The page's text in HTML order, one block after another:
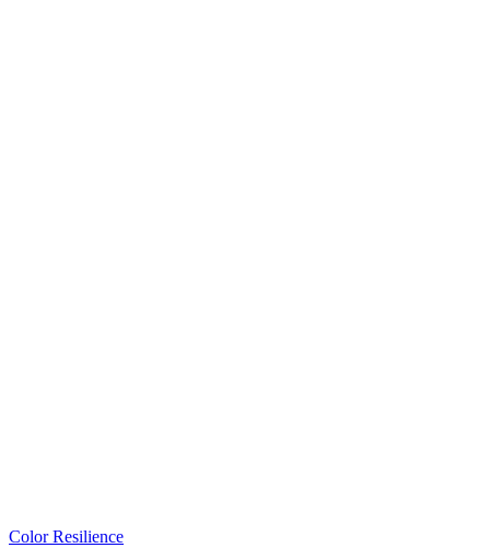
Color Resilience